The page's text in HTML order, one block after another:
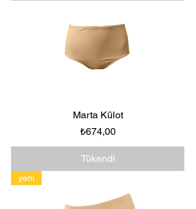
Marta Külot
Fiyat
₺674,00
Tükendi
yeni